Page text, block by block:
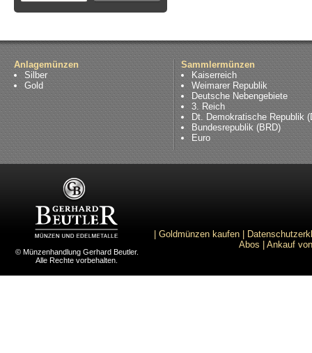
Anlagemünzen
Silber
Gold
Sammlermünzen
Kaiserreich
Weimarer Republik
Deutsche Nebengebiete
3. Reich
Dt. Demokratische Republik
Bundesrepublik (BRD)
Euro
© Münzenhandlung Gerhard Beutler.
Alle Rechte vorbehalten.
Goldmünzen kaufen
Abos
Ankauf